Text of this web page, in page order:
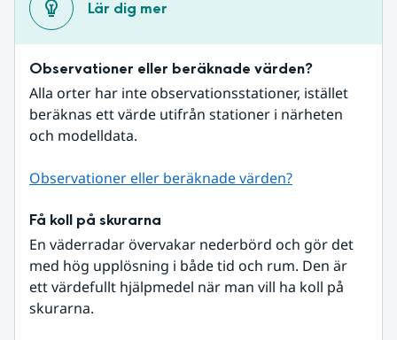
Lär dig mer
Observationer eller beräknade värden?
Alla orter har inte observationsstationer, istället
beräknas ett värde utifrån stationer i närheten
och modelldata.
Observationer eller beräknade värden?
Få koll på skurarna
En väderradar övervakar nederbörd och gör det
med hög upplösning i både tid och rum. Den är
ett värdefullt hjälpmedel när man vill ha koll på
skurarna.